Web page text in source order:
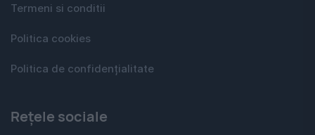
Termeni si conditii
Politica cookies
Politica de confidențialitate
Rețele sociale